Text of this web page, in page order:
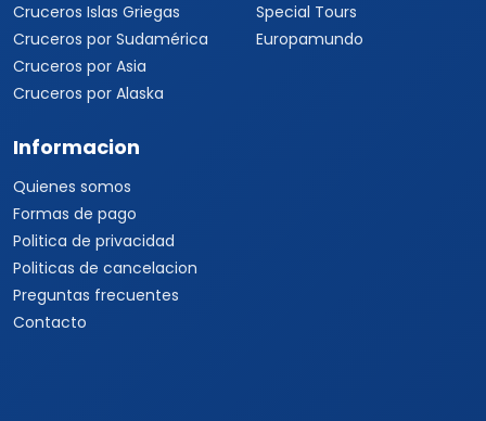
Cruceros Islas Griegas
Cruceros por Sudamérica
Cruceros por Asia
Cruceros por Alaska
Special Tours
Europamundo
Informacion
Quienes somos
Formas de pago
Politica de privacidad
Politicas de cancelacion
Preguntas frecuentes
Contacto